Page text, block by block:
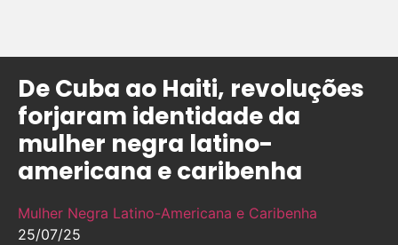
De Cuba ao Haiti, revoluções
forjaram identidade da
mulher negra latino-
americana e caribenha
Mulher Negra Latino-Americana e Caribenha
25/07/25